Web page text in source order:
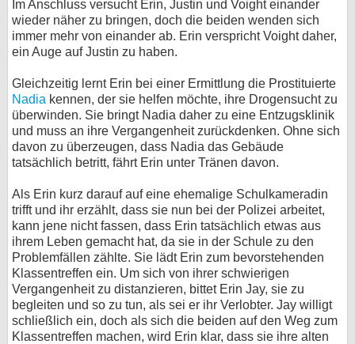
Im Anschluss versucht Erin, Justin und Voight einander
wieder näher zu bringen, doch die beiden wenden sich
immer mehr von einander ab. Erin verspricht Voight daher,
ein Auge auf Justin zu haben.
Gleichzeitig lernt Erin bei einer Ermittlung die Prostituierte
Nadia kennen, der sie helfen möchte, ihre Drogensucht zu
überwinden. Sie bringt Nadia daher zu eine Entzugsklinik
und muss an ihre Vergangenheit zurückdenken. Ohne sich
davon zu überzeugen, dass Nadia das Gebäude
tatsächlich betritt, fährt Erin unter Tränen davon.
Als Erin kurz darauf auf eine ehemalige Schulkameradin
trifft und ihr erzählt, dass sie nun bei der Polizei arbeitet,
kann jene nicht fassen, dass Erin tatsächlich etwas aus
ihrem Leben gemacht hat, da sie in der Schule zu den
Problemfällen zählte. Sie lädt Erin zum bevorstehenden
Klassentreffen ein. Um sich von ihrer schwierigen
Vergangenheit zu distanzieren, bittet Erin Jay, sie zu
begleiten und so zu tun, als sei er ihr Verlobter. Jay willigt
schließlich ein, doch als sich die beiden auf den Weg zum
Klassentreffen machen, wird Erin klar, dass sie ihre alten